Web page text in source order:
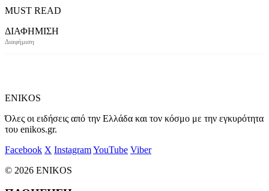
MUST READ
ΔΙΑΦΗΜΙΣΗ
ENIKOS
Όλες οι ειδήσεις από την Ελλάδα και τον κόσμο με την εγκυρότητα
του enikos.gr.
Facebook X InstagramYouTube Viber
© 2026 ENIKOS